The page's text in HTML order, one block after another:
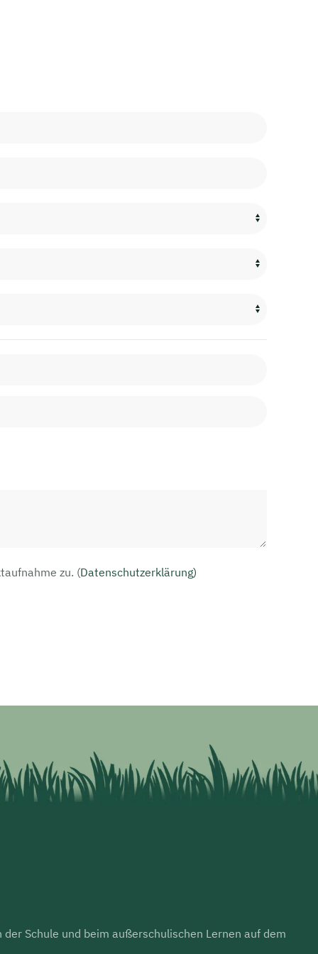
zu. (Datenschutzerklärung)
Schule und beim außerschulischen Lernen auf dem